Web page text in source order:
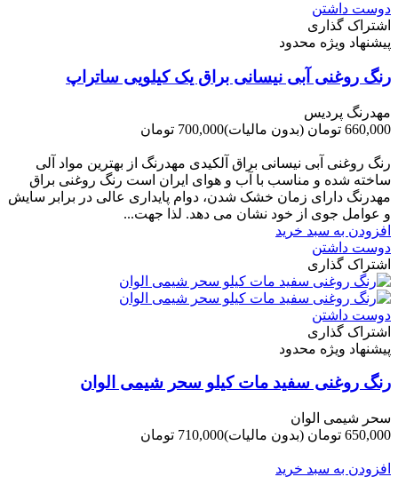
دوست داشتن
اشتراک گذاری
پیشنهاد ویژه محدود
رنگ روغنی آبی نیسانی براق یک کیلویی ساتراپ
مهدرنگ پردیس
660,000 تومان
(بدون مالیات)700,000 تومان
رنگ روغنی آبی نیسانی براق آلکیدی مهدرنگ از بهترین مواد آلی
ساخته شده و مناسب با آب و هوای ایران است رنگ روغنی براق
مهدرنگ دارای زﻣﺎن ﺧﺸﮏ ﺷﺪن، دوام ﭘﺎﯾﺪاری عالی در ﺑﺮاﺑﺮ ﺳﺎﯾﺶ
و ﻋﻮاﻣﻞ ﺟﻮی از ﺧﻮد ﻧﺸﺎن ﻣﯽ دﻫﺪ. ﻟﺬا ﺟﻬﺖ...
افزودن به سبد خرید
دوست داشتن
اشتراک گذاری
دوست داشتن
اشتراک گذاری
پیشنهاد ویژه محدود
رنگ روغنی سفید مات کیلو سحر شیمی الوان
سحر شیمی الوان
650,000 تومان
(بدون مالیات)710,000 تومان
افزودن به سبد خرید